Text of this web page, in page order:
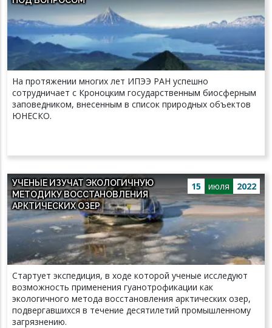
На протяжении многих лет ИПЭЭ РАН успешно
сотрудничает с Кроноцким государственным биосферным
заповедником, внесенным в список природных объектов
ЮНЕСКО.
15 июля 2022
УЧЕНЫЕ ИЗУЧАТ ЭКОЛОГИЧНУЮ
МЕТОДИКУ ВОССТАНОВЛЕНИЯ
АРКТИЧЕСКИХ ОЗЕР
Стартует экспедиция, в ходе которой ученые исследуют
возможность применения гуанотрофикации как
экологичного метода восстановления арктических озер,
подвергавшихся в течение десятилетий промышленному
загрязнению.